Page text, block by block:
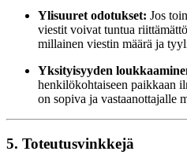
Ylisuuret odotukset: Jos
viestit voivat tuntua
millainen viestin määrä ja
Yksityisyyden
henkilökohtaiseen paikkaan
on sopiva ja vastaanottajalle
5. Toteutusvinkkejä